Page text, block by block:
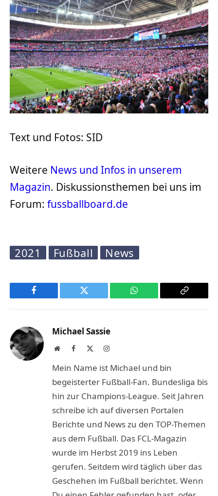
Text und Fotos: SID
Weitere News und Infos in unserem
Magazin. Diskussionsthemen bei uns im
Forum: fussballboard.de
2021 Fußball News
Facebook Twitter WhatsApp
Copy
Michael Sassie
WebsiteFacebook Instagram
Mein Name ist Michael und bin
begeisterter Fußball-Fan. Bundesliga bis
hin zur Champions-League. Seit Jahren
schreibe ich auf diversen Portalen
Berichte und News zu den TOP-Themen
aus dem Fußball. Das FCL-Magazin
wurde im Herbst 2019 ins Leben
gerufen. Seitdem wird täglich über das
Geschehen im Fußball berichtet. Wenn